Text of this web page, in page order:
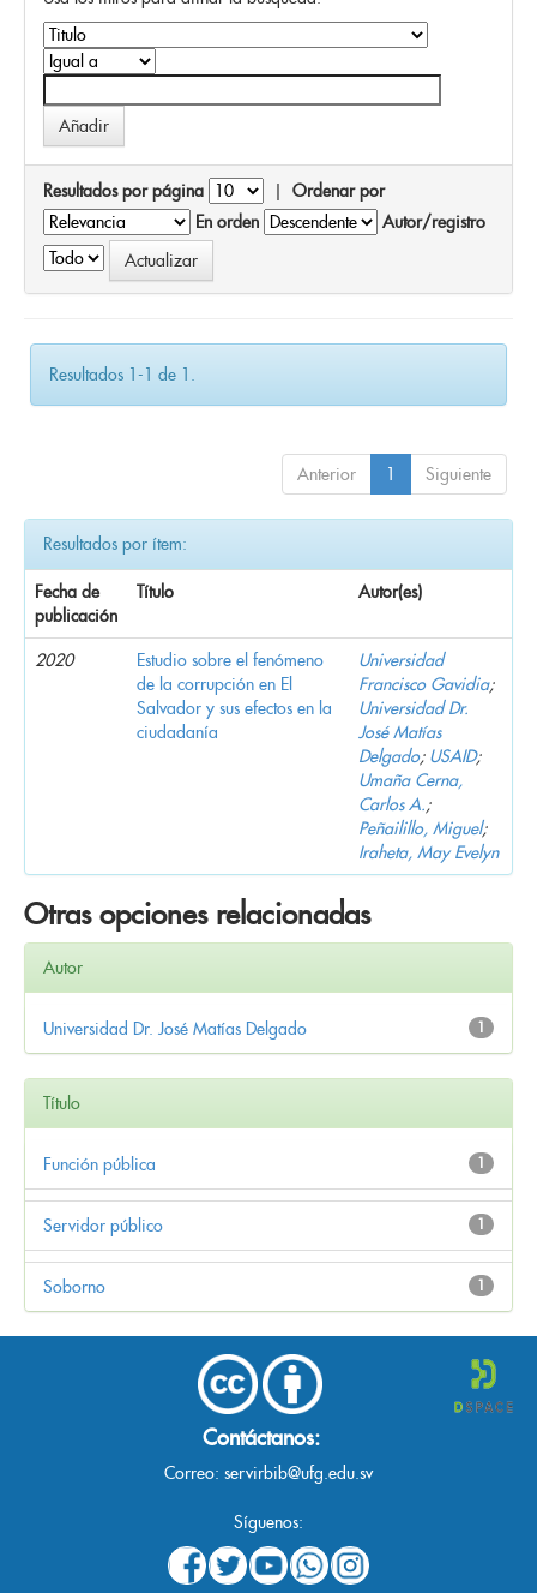
Resultados por página | Ordenar por
En orden
Autor/registro
Resultados 1-1 de 1.
Anterior 1 Siguiente
Resultados por ítem:
Fecha de
publicación
Título Autor(es)
2020
Estudio sobre el fenómeno
de la corrupción en El
Salvador y sus efectos en la
ciudadanía
Universidad
Francisco Gavidia;
Universidad Dr.
José Matías
Delgado; USAID;
Umaña Cerna,
Carlos A.;
Peñailillo, Miguel;
Iraheta, May Evelyn
Otras opciones relacionadas
Autor
1
Universidad Dr. José Matías Delgado
Título
1
Función pública
1
Servidor público
1
Soborno
Contáctanos:
Correo: servirbib@ufg.edu.sv
Síguenos: